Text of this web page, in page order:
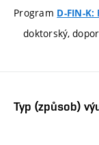
Program D-FIN-
doktorský,
Typ (způsob)